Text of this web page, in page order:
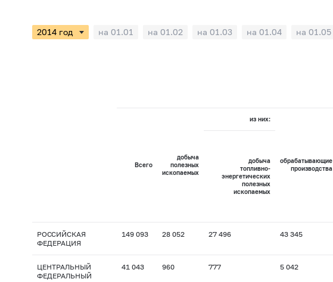
на 01.01 на 01.02 на 01.03 на 01.04 на 01.05
Всего
добыча
полезных
ископаемых
из них:
обрабатывающие
производства
добыча
топливно-
энергетических
полезных
ископаемых
РОССИЙСКАЯ
ФЕДЕРАЦИЯ
149 093 28 052 27 496 43 345
ЦЕНТРАЛЬНЫЙ
ФЕДЕРАЛЬНЫЙ
41 043 960 777 5 042